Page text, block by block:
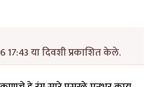
17:43 या दिवशी प्रकाशित केले.